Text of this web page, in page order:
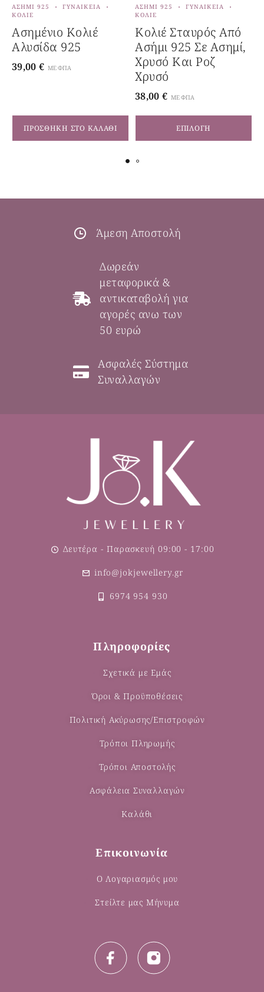
ΠΡΟΣΘΉΚΗ ΣΤΟ ΚΑΛΆΘΙ
ΑΣΉΜΙ 925
ΓΥΝΑΙΚΕΊΑ
ΚΟΛΙΈ
Ασημένιο Κολιέ
Αλυσίδα 925
39,00 € ΜΕ ΦΠΑ
ΕΠΙΛΟΓΉ
ΑΣΉΜΙ 925
ΓΥΝΑΙΚΕΊΑ
ΚΟΛΙΈ
Κολιέ Σταυρός Από
Ασήμι 925 Σε Ασημί,
Χρυσό Και Ροζ
Χρυσό
38,00 € ΜΕ ΦΠΑ
Άμεση Αποστολή
Δωρεάν
μεταφορικά &
αντικαταβολή για
αγορές ανω των
50 ευρώ
Ασφαλές Σύστημα
Συναλλαγών
Δευτέρα - Παρασκευή 09:00 - 17:00
info@jokjewellery.gr
6974 954 930
Πληροφορίες
Σχετικά με Εμάς
Όροι & Προϋποθέσεις
Πολιτική Ακύρωσης/Επιστροφών
Τρόποι Πληρωμής
Τρόποι Αποστολής
Ασφάλεια Συναλλαγών
Καλάθι
Επικοινωνία
Ο Λογαριασμός μου
Στείλτε μας Μήνυμα